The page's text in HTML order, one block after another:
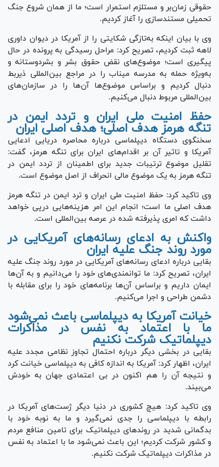
حقوقی زمان‌بر و مستلزم استمرار است؛ ما از همان شروع جنگ
تحمیلی مستندسازی را آغاز کردیم.
وی با بیان اینکه به‌تازگی شکایتی را از آمریکا در دیوان داوری
لاهه ثبت کردیم، تصریح کرد: مراحل رسیدگی به پرونده در حال
پیگیری است؛ موضوع‌های نقض حقوق بشر و بشردوستانه و
به‌ویژه حمله به مدرسه میناب را در مراجع بین‌المللی ذیربط
دنبال کردیم و براساس موضوع‌ها آن‌ها را در سازمان‌های
بین‌المللی مربوط دنبال می‌کنیم.
حفظ امنیت ملی ایران و تردد ایمن در
تنگه هرمز هدف اصلی؛ هدف اصلی ایران
سخنگوی دستگاه دیپلماسی درباره محاصره دریایی ادعایی
آمریکا و تاثیر آن بر اقدام‌های ایران برای تنگه هرمز، گفت:
تقلیل موضوع ترتیبات جدید برای اطمینان از تردد ایمن در
تنگه هرمز به یک موضوع مالی انحراف از اصل موضوع است.
وی تاکید کرد: حفظ امنیت ملی ایران و ترد ایمن در تنگه هرمز
هدف اصلی ما است؛ انجام این ‌امر هزینه‌هایی درپی خواهد
داشت که امری پذیرفته شده در عرصه بین‌المللی است.
واکنش به ادعای رسانه‌های آمریکایی در
مورد روند جنگ علیه ایران
بقایی درباره ادعای رسانه‌های آمریکایی در مورد روند جنگ علیه
ایران، تصریح کرد: ما توانمندی‌های خود را می‌دانیم و به آن‌ها
ایمان داریم و براساس آن‌ها برنامه‌های خود را برای مقابله با
دشمن طراحی و اجرا می‌کنیم.
خیانت آمریکا به دیپلماسی باعث نمی‌شود
ما با اعتماد به نفس در مذاکرات
دیپلماتیک شرکت نکنیم
بقایی در بخشی دیگر درباره احتمال تجاوز نظامی مجدد علیه
ایران، اظهار کرد: آمریکا به اندازه کافی به دیپلماسی خیانت کرد
و نتیجه آن را هم اکنون در بی اعتمادی جهان به خودش
می‌بیند.
وی تاکید کرد: هیچ کشوری در دنیا دیگر ژست‌های آمریکا در
رابطه با دیپلماسی را جدی نمی‌گیرد و ما به نوبه خود با
بدگمانی شدید در روند‌های دیپلماتیک برای تامین منافع مردم
و کشور شرکت کردیم؛ این باعث نمی‌شود ما با اعتماد به نفس
در مذاکرات دیپلماتیک شرکت نکنیم.